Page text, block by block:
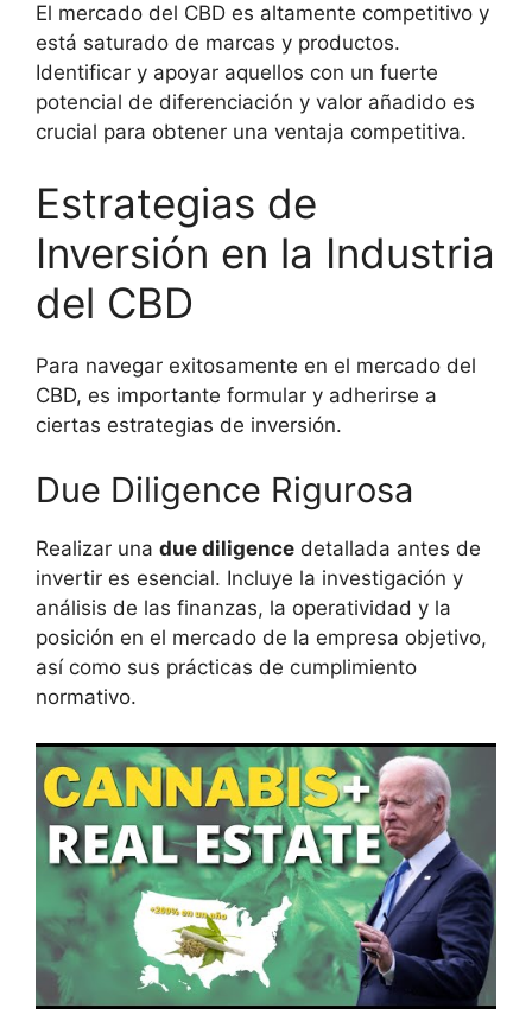
El mercado del CBD es altamente competitivo y
está saturado de marcas y productos.
Identificar y apoyar aquellos con un fuerte
potencial de diferenciación y valor añadido es
crucial para obtener una ventaja competitiva.
Estrategias de
Inversión en la Industria
del CBD
Para navegar exitosamente en el mercado del
CBD, es importante formular y adherirse a
ciertas estrategias de inversión.
Due Diligence Rigurosa
Realizar una due diligence detallada antes de
invertir es esencial. Incluye la investigación y
análisis de las finanzas, la operatividad y la
posición en el mercado de la empresa objetivo,
así como sus prácticas de cumplimiento
normativo.